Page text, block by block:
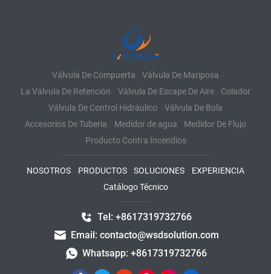
Válvula De Compuerta
Válvula De Mariposa
La Válvula De Retención
Válvula De Escape De Aire
Colador
Válvula De Control Hidráulico
Válvula De Bola
Accesorios De Tuberia
Medidor de agua
Medidor De Flujo
Producto Contra Incendios
NOSOTROS PRODUCTOS SOLUCIONES
EXPERIENCIA
Catálogo Técnico
Tel: +8617319732766
Email: contacto@wsdsolution.com
Whatsapp: +8617319732766